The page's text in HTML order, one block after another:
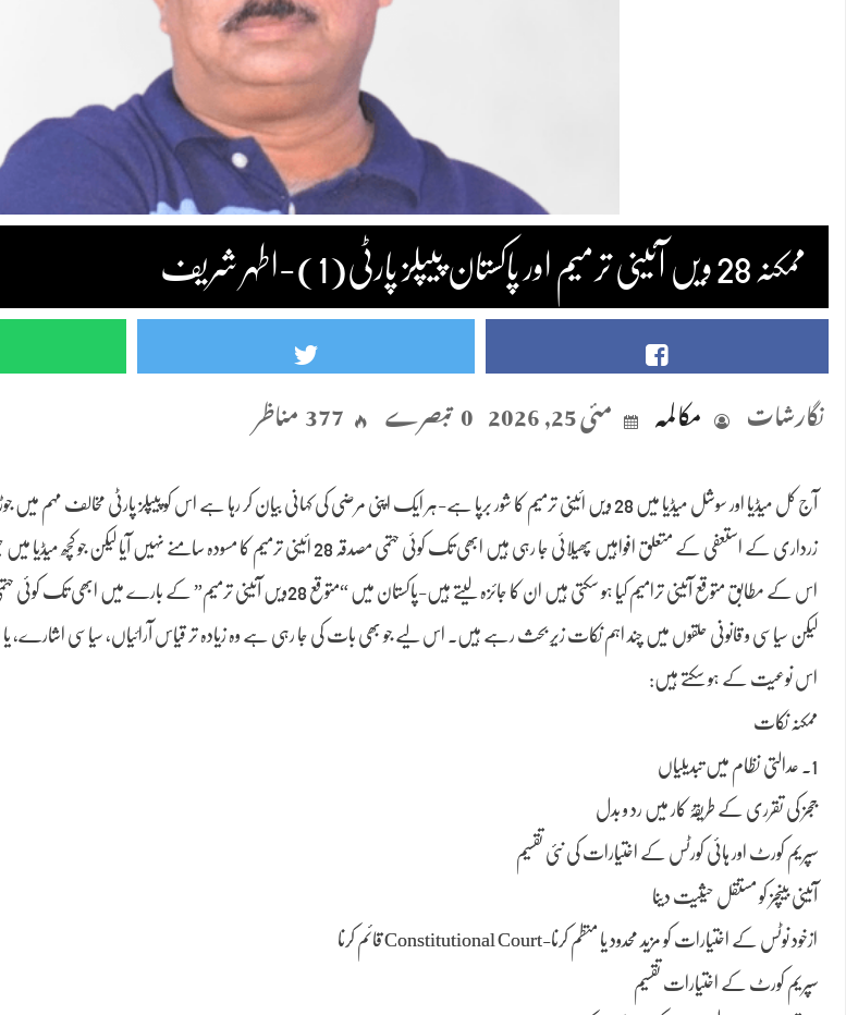
ممکنہ 28 ویں آئینی ترمیم اور پاکستان پیپلز پارٹی(1)-اطہر شریف
نگارشات مکالمہ مئی 25, 2026 0 تبصرے 377 مناظر
آج کل میڈیا اور سوشل میڈیا میں 28 ویں ائینی ترمیم کا شور برپا ہے-ہر ایک اپنی مرضی کی کہانی بیان کر رہا ہے اس کو پیپلز پارٹی
زرداری کے استعفی کے متعلق افواہیں پھیلائی جا رہی ہیں ابھی تک کوئی حتمی مصدقہ 28 ائینی ترمیم کا مسودہ سامنے نہیں آیا لیکن جو کچھ میڈیا میں چل رہا ہے
اس کے مطابق متوقع آئینی ترامیم کیا ہو سکتی ہیں ان کا جائزہ لیتے ہیں-پاکستان میں “متوقع 28ویں
لیکن سیاسی و قانونی حلقوں میں چند اہم نکات زیرِ بحث رہے ہیں۔ اس لیے جو بھی بات کی جا رہی ہے وہ زیادہ تر قیاس آرائیاں، سیاسی اشارے، یا
اس نوعیت کے ہو سکتے ہیں:
ممکنہ نکات
1. عدالتی نظام میں تبدیلیاں
ججز کی تقرری کے طریقۂ کار میں رد و بدل
سپریم کورٹ اور ہائی کورٹس کے اختیارات کی نئی تقسیم
آئینی بینچز کو مستقل حیثیت دینا
ازخود نوٹس کے اختیارات کو مزید محدود یا منظم کرنا-Constitutional Court قائم کرنا
سپریم کورٹ کے اختیارات تقسیم